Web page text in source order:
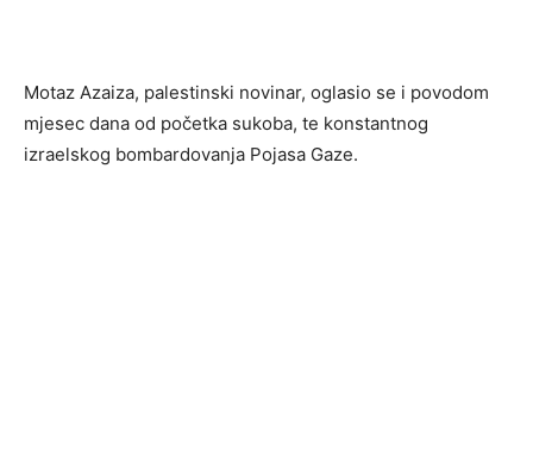
Motaz Azaiza, palestinski novinar, oglasio se i povodom
mjesec dana od početka sukoba, te konstantnog
izraelskog bombardovanja Pojasa Gaze.